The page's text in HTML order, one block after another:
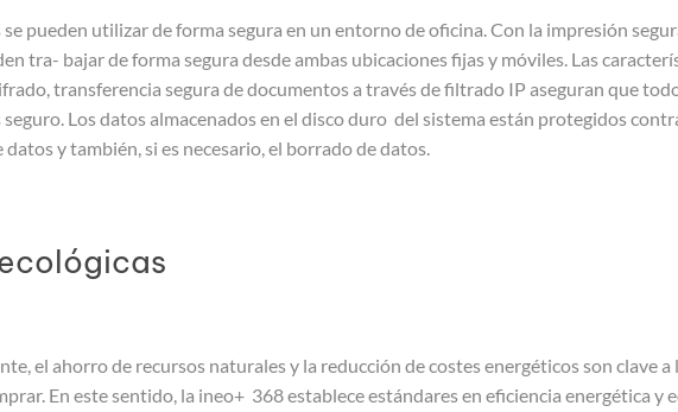
pueden utilizar de forma segura en un entorno de oficina. Con la impresión
tra- bajar de forma segura desde ambas ubicaciones fijas y móviles. Las
transferencia segura de documentos a través de filtrado IP aseguran que
Los datos almacenados en el disco duro del sistema están protegidos
y también, si es necesario, el borrado de datos.
el ahorro de recursos naturales y la reducción de costes energéticos son clave
En este sentido, la ineo+ 368 establece estándares en eficiencia energética y